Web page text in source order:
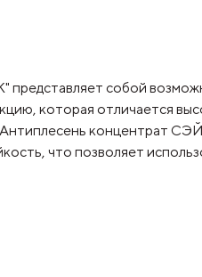
собой
которая отличается
Антиплесень концентрат
что позволяет